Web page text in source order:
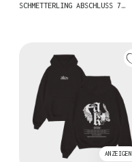
SCHMETTERLING ABSCHLUSS 7…
ANZEIGEN